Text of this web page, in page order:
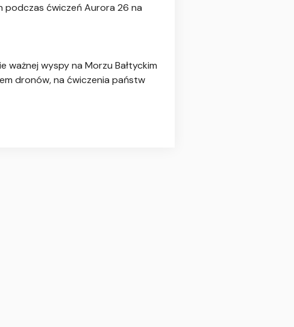
podczas ćwiczeń Aurora 26 na
wyspy na Morzu Bałtyckim
dronów, na ćwiczenia państw